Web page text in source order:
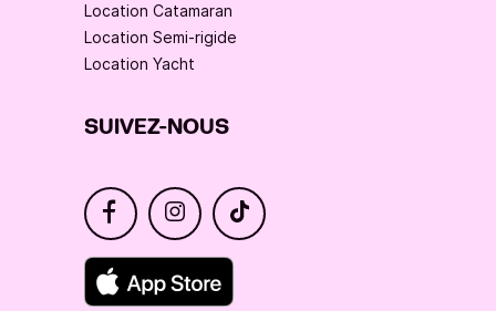
Location Catamaran
Location Semi-rigide
Location Yacht
SUIVEZ-NOUS